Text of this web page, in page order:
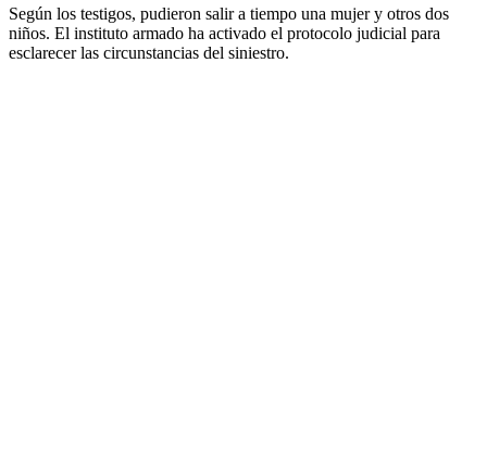
Según los testigos, pudieron salir a tiempo una mujer y otros dos
niños. El instituto armado ha activado el protocolo judicial para
esclarecer las circunstancias del siniestro.